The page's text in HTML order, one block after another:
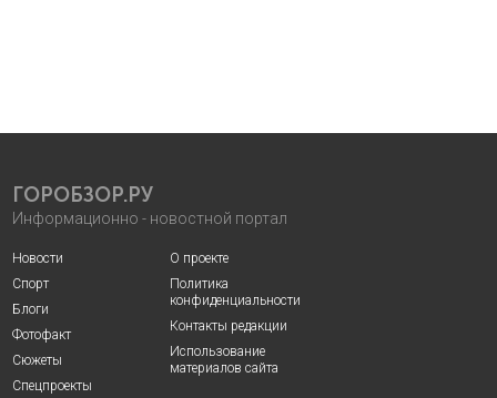
ГОРОБЗОР.РУ
Информационно - новостной портал
Новости
Спорт
Блоги
Фотофакт
Сюжеты
Спецпроекты
О проекте
Политика
конфиденциальности
Контакты редакции
Использование
материалов сайта